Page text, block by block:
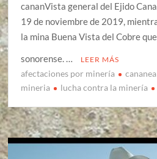
cananVista general del Ejido
19 de noviembre de 2019,
la mina Buena Vista del Cobre
sonorense. …
LEER MÁS
afectaciones por minería cananea
mineria
lucha contra la minería